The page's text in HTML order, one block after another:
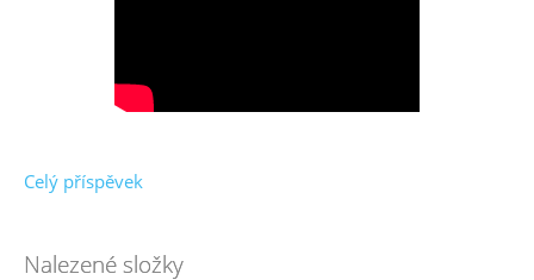
Celý příspěvek
Nalezené složky